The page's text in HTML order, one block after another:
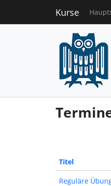
Kurse
Titel
Reguläre